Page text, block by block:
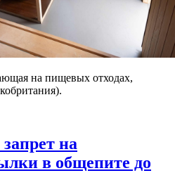
на пищевых отходах,
на
в общепите до